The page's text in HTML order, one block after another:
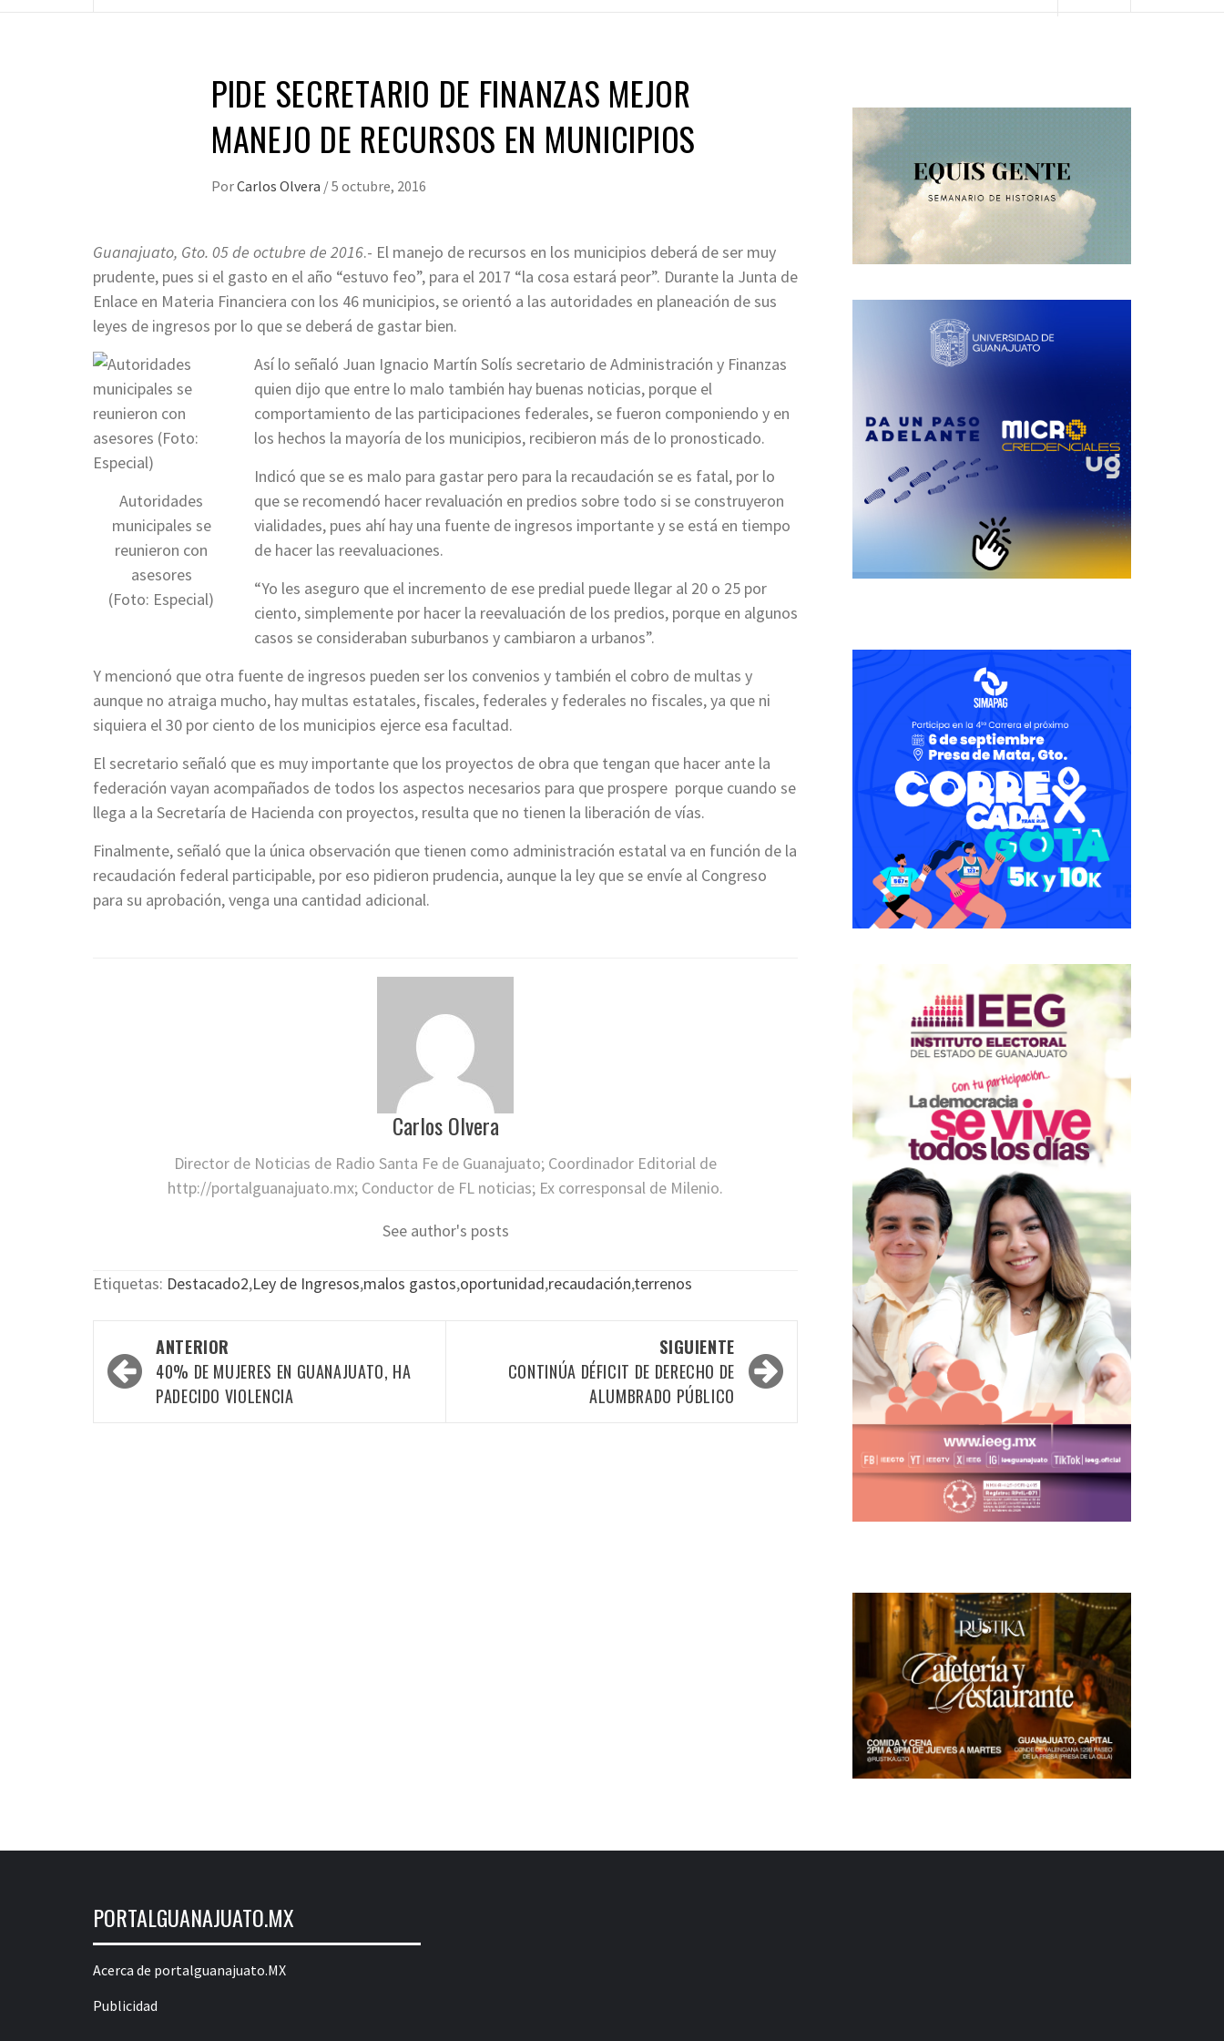
PIDE SECRETARIO DE FINANZAS MEJOR
MANEJO DE RECURSOS EN MUNICIPIOS
PorCarlos Olvera /5 octubre, 2016
Guanajuato, Gto. 05 de octubre de 2016.- El manejo de recursos en los municipios deberá de ser muy
prudente, pues si el gasto en el año “estuvo feo”, para el 2017 “la cosa estará peor”. Durante la Junta de
Enlace en Materia Financiera con los 46 municipios, se orientó a las autoridades en planeación de sus
leyes de ingresos por lo que se deberá de gastar bien.
Autoridades
municipales se
reunieron con
asesores
(Foto: Especial)
Así lo señaló Juan Ignacio Martín Solís secretario de Administración y Finanzas
quien dijo que entre lo malo también hay buenas noticias, porque el
comportamiento de las participaciones federales, se fueron componiendo y en
los hechos la mayoría de los municipios, recibieron más de lo pronosticado.
Indicó que se es malo para gastar pero para la recaudación se es fatal, por lo
que se recomendó hacer revaluación en predios sobre todo si se construyeron
vialidades, pues ahí hay una fuente de ingresos importante y se está en tiempo
de hacer las reevaluaciones.
“Yo les aseguro que el incremento de ese predial puede llegar al 20 o 25 por
ciento, simplemente por hacer la reevaluación de los predios, porque en algunos
casos se consideraban suburbanos y cambiaron a urbanos”.
Y mencionó que otra fuente de ingresos pueden ser los convenios y también el cobro de multas y
aunque no atraiga mucho, hay multas estatales, fiscales, federales y federales no fiscales, ya que ni
siquiera el 30 por ciento de los municipios ejerce esa facultad.
El secretario señaló que es muy importante que los proyectos de obra que tengan que hacer ante la
federación vayan acompañados de todos los aspectos necesarios para que prospere porque cuando se
llega a la Secretaría de Hacienda con proyectos, resulta que no tienen la liberación de vías.
Finalmente, señaló que la única observación que tienen como administración estatal va en función de la
recaudación federal participable, por eso pidieron prudencia, aunque la ley que se envíe al Congreso
para su aprobación, venga una cantidad adicional.
Carlos Olvera
Director de Noticias de Radio Santa Fe de Guanajuato; Coordinador Editorial de
http://portalguanajuato.mx; Conductor de FL noticias; Ex corresponsal de Milenio.
See author's posts
Etiquetas: Destacado2,Ley de Ingresos,malos gastos,oportunidad,recaudación,terrenos
Navegación
por
ANTERIOR
40% DE MUJERES EN GUANAJUATO, HA
PADECIDO VIOLENCIA
SIGUIENTE
CONTINÚA DÉFICIT DE DERECHO DE
ALUMBRADO PÚBLICO
PORTALGUANAJUATO.MX
Acerca de portalguanajuato.MX
Publicidad